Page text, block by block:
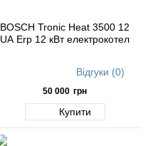
BOSCH Tronic Heat 3500 12
UA Erp 12 кВт електрокотел
Відгуки (0)
50 000 грн
Купити